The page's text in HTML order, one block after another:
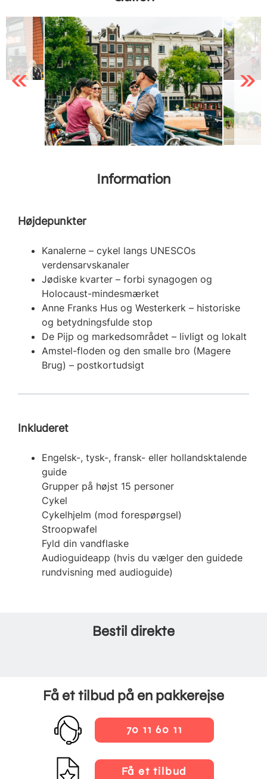
Previous Next
Information
Højdepunkter
Kanalerne – cykel langs UNESCOs
verdensarvskanaler
Jødiske kvarter – forbi synagogen og
Holocaust-mindesmærket
Anne Franks Hus og Westerkerk – historiske
og betydningsfulde stop
De Pijp og markedsområdet – livligt og lokalt
Amstel-floden og den smalle bro (Magere
Brug) – postkortudsigt
Inkluderet
Engelsk-, tysk-, fransk- eller hollandsktalende
guide
Grupper på højst 15 personer
Cykel
Cykelhjelm (mod forespørgsel)
Stroopwafel
Fyld din vandflaske
Audioguideapp (hvis du vælger den guidede
rundvisning med audioguide)
Bestil direkte
Få et tilbud på en pakkerejse
70 11 60 11
Få et tilbud